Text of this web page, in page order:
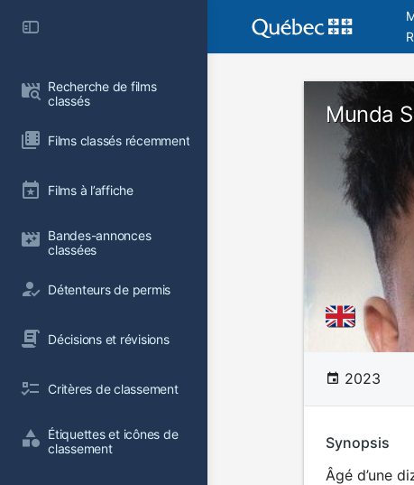
Recherche de films
classés
Films classés récemment
Films à l’affiche
Bandes-annonces
classées
Détenteurs de permis
Décisions et révisions
Critères de classement
Étiquettes et icônes de
classement
Munda
2023
Synopsis
Âgé d’une